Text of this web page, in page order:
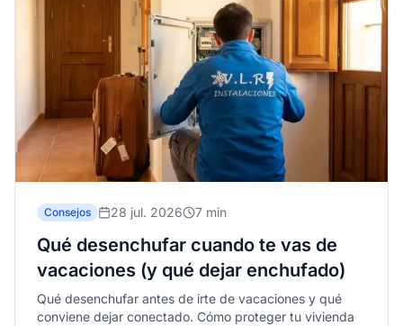
Consejos 28 jul. 2026 7 min
Qué desenchufar cuando te vas de
vacaciones (y qué dejar enchufado)
Qué desenchufar antes de irte de vacaciones y qué
conviene dejar conectado. Cómo proteger tu vivienda